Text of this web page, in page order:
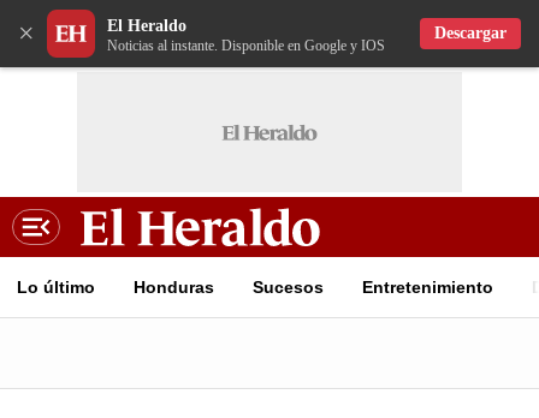
× El Heraldo
Noticias al instante. Disponible en Google y IOS
Descargar
Lo último Honduras Sucesos Entretenimiento